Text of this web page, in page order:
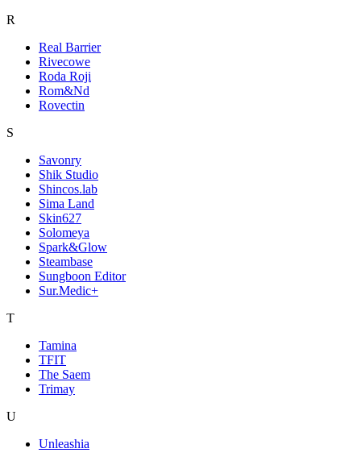
R
Real Barrier
Rivecowe
Roda Roji
Rom&Nd
Rovectin
S
Savonry
Shik Studio
Shincos.lab
Sima Land
Skin627
Solomeya
Spark&Glow
Steambase
Sungboon Editor
Sur.Medic+
T
Tamina
TFIT
The Saem
Trimay
U
Unleashia